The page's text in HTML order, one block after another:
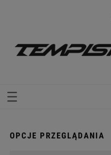
OPCJE PRZEGLĄDANIA